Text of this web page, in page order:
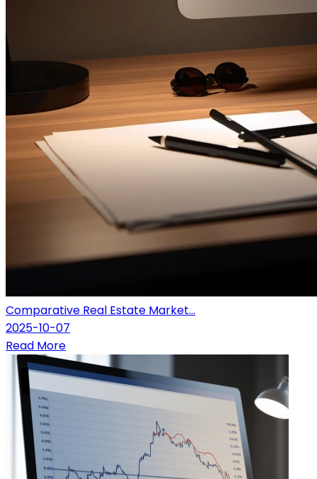
Comparative Real Estate Market...
2025-10-07
Read More